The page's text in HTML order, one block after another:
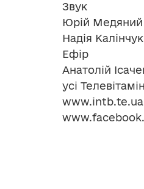
Звук
Юрій Медяний
Надія Калінчук
Ефір
Анатолій
усі
www.intb.te.ua